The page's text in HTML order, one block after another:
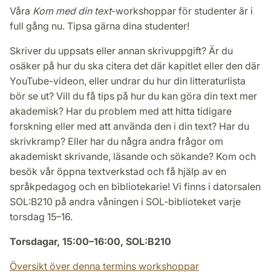
Våra Kom med din text-workshoppar för studenter är i
full gång nu. Tipsa gärna dina studenter!
Skriver du uppsats eller annan skrivuppgift? Är du
osäker på hur du ska citera det där kapitlet eller den där
YouTube-videon, eller undrar du hur din litteraturlista
bör se ut? Vill du få tips på hur du kan göra din text mer
akademisk? Har du problem med att hitta tidigare
forskning eller med att använda den i din text? Har du
skrivkramp? Eller har du några andra frågor om
akademiskt skrivande, läsande och sökande? Kom och
besök vår öppna textverkstad och få hjälp av en
språkpedagog och en bibliotekarie! Vi finns i datorsalen
SOL:B210 på andra våningen i SOL-biblioteket varje
torsdag 15–16.
Torsdagar, 15:00–16:00, SOL:B210
Översikt över denna termins workshoppar